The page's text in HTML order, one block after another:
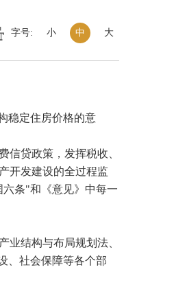
字号: 小 中 大
稳定住房价格的意
贷政策，发挥税收、
开发建设的全过程监
条"和《意见》中每一
结构与布局规划法、
、社会保障等各个部